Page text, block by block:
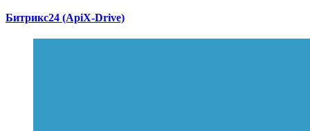
Битрикс24 (ApiX-Drive)